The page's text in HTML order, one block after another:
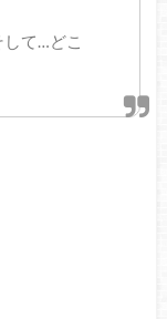
て…どこ